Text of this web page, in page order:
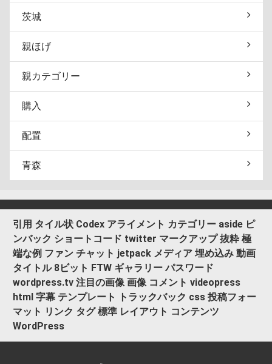
茨城
親ほげ
親カテゴリー
購入
配置
青森
引用 タイル状 Codex アライメント カテゴリー aside ピ
ンバック ショートコード twitter マークアップ 抜粋 極
端な例 ファン チャット jetpack メディア 埋め込み 動画
タイトル 8ビット FTW ギャラリー パスワード
wordpress.tv 注目の画像 画像 コメント videopress
html 字幕 テンプレート トラックバック css 投稿フォー
マット リンク タグ 標準 レイアウト コンテンツ
WordPress